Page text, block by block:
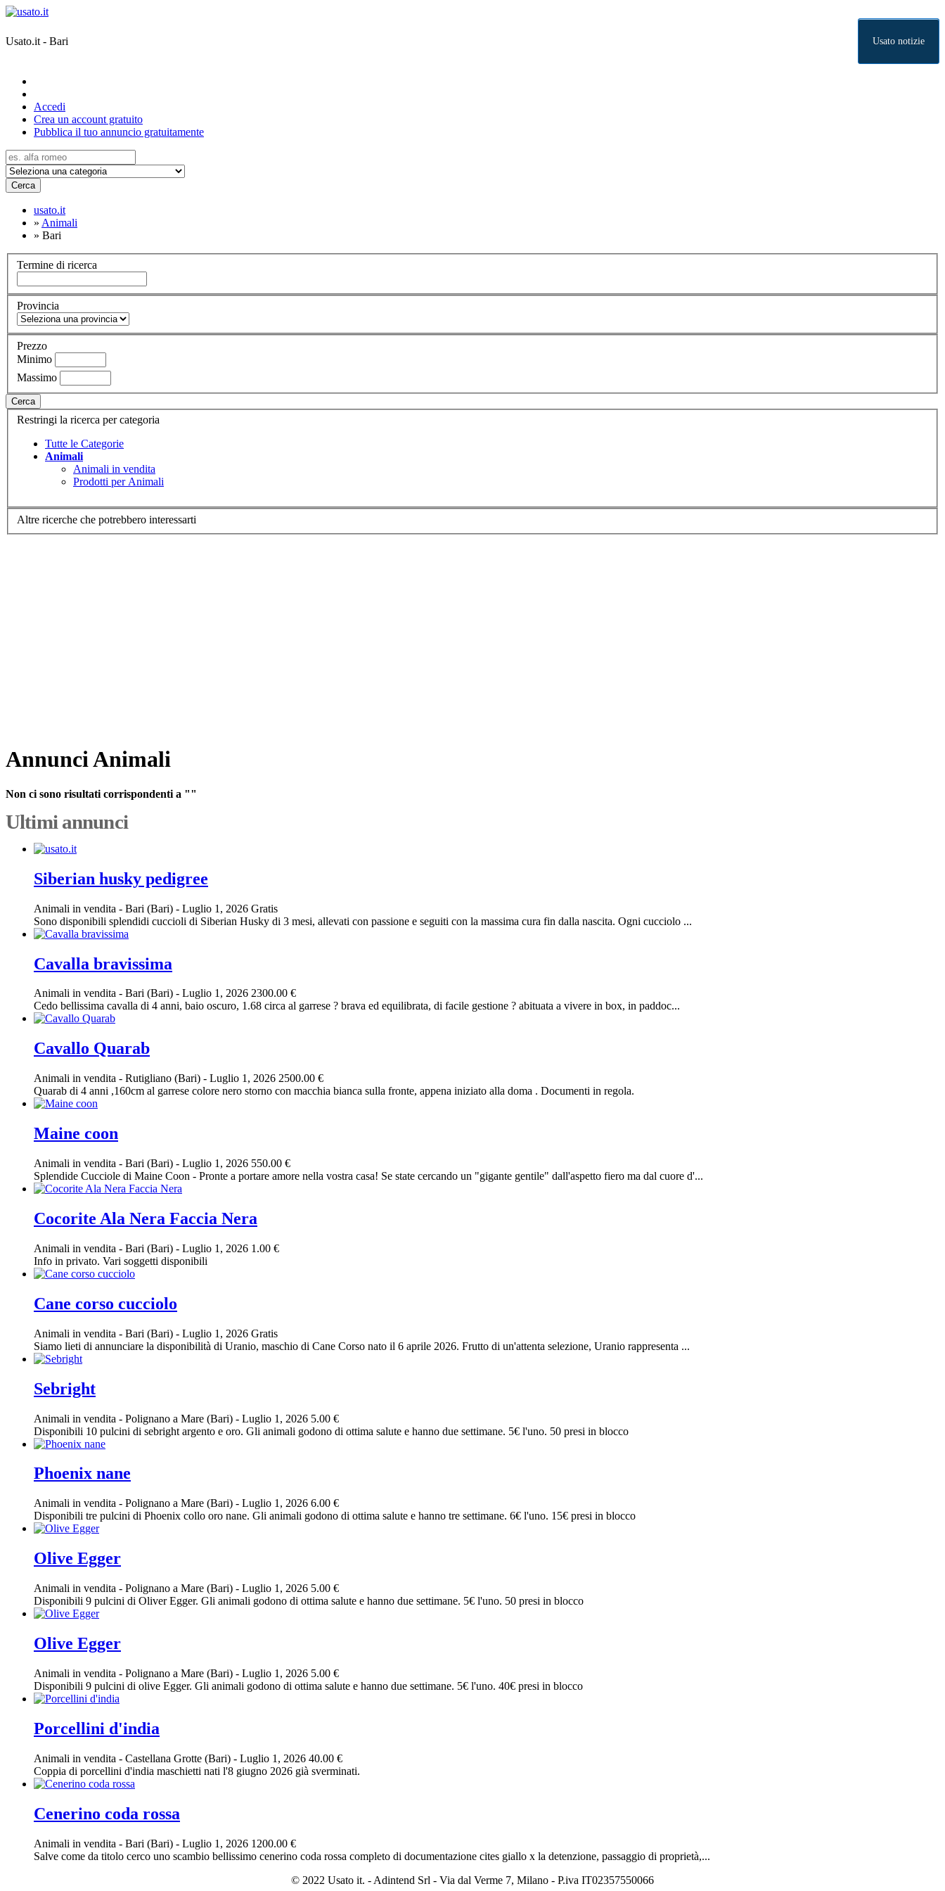
Usato.it - Bari Usato notizie
Accedi
Crea un account gratuito
Pubblica il tuo annuncio gratuitamente
Cerca
usato.it
» Animali
» Bari
Termine di ricerca
Provincia
Prezzo
Minimo
Massimo
Cerca
Restringi la ricerca per categoria
Tutte le Categorie
Animali
Animali in vendita
Prodotti per Animali
Altre ricerche che potrebbero interessarti
Annunci Animali
Non ci sono risultati corrispondenti a ""
Ultimi annunci
Siberian husky pedigree
Animali in vendita - Bari (Bari) - Luglio 1, 2026 Gratis
Sono disponibili splendidi cuccioli di Siberian Husky di 3 mesi, allevati con passione e seguiti con la massima cura fin dalla nascita. Ogni cucciolo ...
Cavalla bravissima
Animali in vendita - Bari (Bari) - Luglio 1, 2026 2300.00 €
Cedo bellissima cavalla di 4 anni, baio oscuro, 1.68 circa al garrese ? brava ed equilibrata, di facile gestione ? abituata a vivere in box, in paddoc...
Cavallo Quarab
Animali in vendita - Rutigliano (Bari) - Luglio 1, 2026 2500.00 €
Quarab di 4 anni ,160cm al garrese colore nero storno con macchia bianca sulla fronte, appena iniziato alla doma . Documenti in regola.
Maine coon
Animali in vendita - Bari (Bari) - Luglio 1, 2026 550.00 €
Splendide Cucciole di Maine Coon - Pronte a portare amore nella vostra casa! Se state cercando un "gigante gentile" dall'aspetto fiero ma dal cuore d'...
Cocorite Ala Nera Faccia Nera
Animali in vendita - Bari (Bari) - Luglio 1, 2026 1.00 €
Info in privato. Vari soggetti disponibili
Cane corso cucciolo
Animali in vendita - Bari (Bari) - Luglio 1, 2026 Gratis
Siamo lieti di annunciare la disponibilità di Uranio, maschio di Cane Corso nato il 6 aprile 2026. Frutto di un'attenta selezione, Uranio rappresenta ...
Sebright
Animali in vendita - Polignano a Mare (Bari) - Luglio 1, 2026 5.00 €
Disponibili 10 pulcini di sebright argento e oro. Gli animali godono di ottima salute e hanno due settimane. 5€ l'uno. 50 presi in blocco
Phoenix nane
Animali in vendita - Polignano a Mare (Bari) - Luglio 1, 2026 6.00 €
Disponibili tre pulcini di Phoenix collo oro nane. Gli animali godono di ottima salute e hanno tre settimane. 6€ l'uno. 15€ presi in blocco
Olive Egger
Animali in vendita - Polignano a Mare (Bari) - Luglio 1, 2026 5.00 €
Disponibili 9 pulcini di Oliver Egger. Gli animali godono di ottima salute e hanno due settimane. 5€ l'uno. 50 presi in blocco
Olive Egger
Animali in vendita - Polignano a Mare (Bari) - Luglio 1, 2026 5.00 €
Disponibili 9 pulcini di olive Egger. Gli animali godono di ottima salute e hanno due settimane. 5€ l'uno. 40€ presi in blocco
Porcellini d'india
Animali in vendita - Castellana Grotte (Bari) - Luglio 1, 2026 40.00 €
Coppia di porcellini d'india maschietti nati l'8 giugno 2026 già sverminati.
Cenerino coda rossa
Animali in vendita - Bari (Bari) - Luglio 1, 2026 1200.00 €
Salve come da titolo cerco uno scambio bellissimo cenerino coda rossa completo di documentazione cites giallo x la detenzione, passaggio di proprietà,...
© 2022 Usato it. - Adintend Srl - Via dal Verme 7, Milano - P.iva IT02357550066